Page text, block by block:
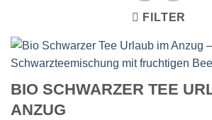
FILTER
BIO SCHWARZER TEE
ANZUG